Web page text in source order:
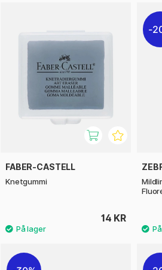
FABER-CASTELL
Knetgummi
14 KR